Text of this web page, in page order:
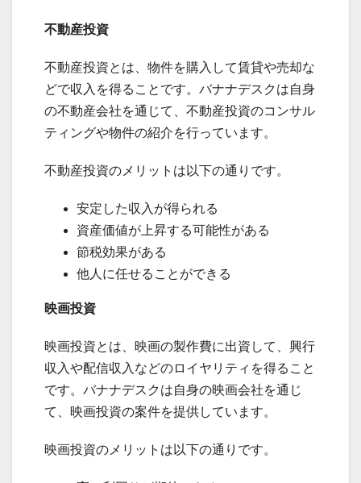
不動産投資
不動産投資とは、物件を購入して賃貸や売却な
どで収入を得ることです。バナナデスクは自身
の不動産会社を通じて、不動産投資のコンサル
ティングや物件の紹介を行っています。
不動産投資のメリットは以下の通りです。
安定した収入が得られる
資産価値が上昇する可能性がある
節税効果がある
他人に任せることができる
映画投資
映画投資とは、映画の製作費に出資して、興行
収入や配信収入などのロイヤリティを得ること
です。バナナデスクは自身の映画会社を通じ
て、映画投資の案件を提供しています。
映画投資のメリットは以下の通りです。